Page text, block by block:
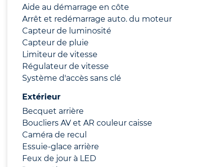
Aide au démarrage en côte
Arrêt et redémarrage auto. du moteur
Capteur de luminosité
Capteur de pluie
Limiteur de vitesse
Régulateur de vitesse
Système d'accès sans clé
Extérieur
Becquet arrière
Boucliers AV et AR couleur caisse
Caméra de recul
Essuie-glace arrière
Feux de jour à LED